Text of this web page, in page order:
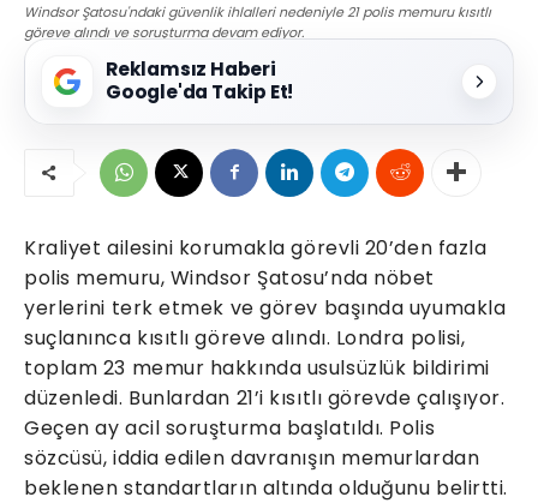
Windsor Şatosu'ndaki güvenlik ihlalleri nedeniyle 21 polis memuru kısıtlı
göreve alındı ve soruşturma devam ediyor.
Reklamsız Haberi
Google'da Takip Et!
Kraliyet ailesini korumakla görevli 20’den fazla
polis memuru, Windsor Şatosu’nda nöbet
yerlerini terk etmek ve görev başında uyumakla
suçlanınca kısıtlı göreve alındı. Londra polisi,
toplam 23 memur hakkında usulsüzlük bildirimi
düzenledi. Bunlardan 21’i kısıtlı görevde çalışıyor.
Geçen ay acil soruşturma başlatıldı. Polis
sözcüsü, iddia edilen davranışın memurlardan
beklenen standartların altında olduğunu belirtti.